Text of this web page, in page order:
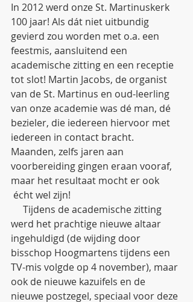
In 2012 werd onze St. Martinuskerk
100 jaar! Als dát niet uitbundig
gevierd zou worden met o.a. een
feestmis, aansluitend een
academische zitting en een receptie
tot slot! Martin Jacobs, de organist
van de St. Martinus en oud-leerling
van onze academie was dé man, dé
bezieler, die iedereen hiervoor met
iedereen in contact bracht.
Maanden, zelfs jaren aan
voorbereiding gingen eraan vooraf,
maar het resultaat mocht er ook
écht wel zijn!
Tijdens de academische zitting
werd het prachtige nieuwe altaar
ingehuldigd (de wijding door
bisschop Hoogmartens tijdens een
TV-mis volgde op 4 november), maar
ook de nieuwe kazuifels en de
nieuwe postzegel, speciaal voor deze